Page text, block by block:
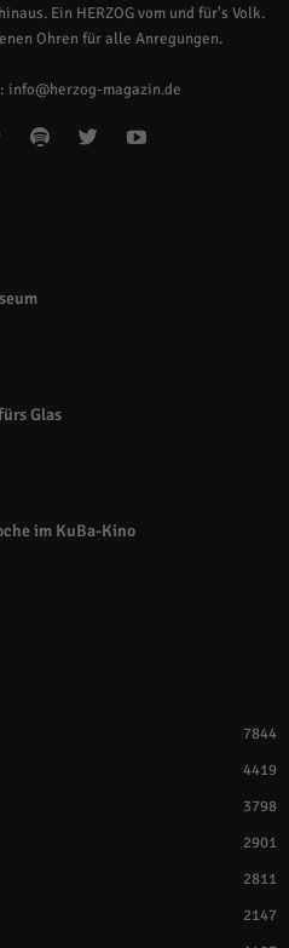
Ein HERZOG vom und für's Volk.
Ohren für alle Anregungen.
info@herzog-magazin.de
Glas
im KuBa-Kino
7844
4419
3798
2901
2811
2147